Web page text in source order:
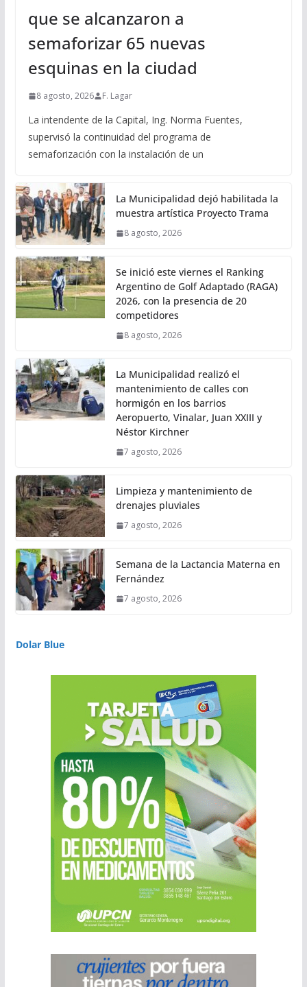
que se alcanzaron a
semaforizar 65 nuevas
esquinas en la ciudad
8 agosto, 2026 F. Lagar
La intendente de la Capital, Ing. Norma Fuentes,
supervisó la continuidad del programa de
semaforización con la instalación de un
La Municipalidad dejó habilitada la
muestra artística Proyecto Trama
8 agosto, 2026
Se inició este viernes el Ranking
Argentino de Golf Adaptado (RAGA)
2026, con la presencia de 20
competidores
8 agosto, 2026
La Municipalidad realizó el
mantenimiento de calles con
hormigón en los barrios
Aeropuerto, Vinalar, Juan XXIII y
Néstor Kirchner
7 agosto, 2026
Limpieza y mantenimiento de
drenajes pluviales
7 agosto, 2026
Semana de la Lactancia Materna en
Fernández
7 agosto, 2026
Dolar Blue